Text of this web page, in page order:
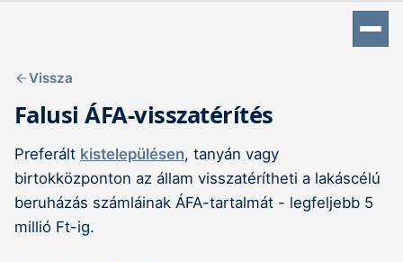
Vissza
Falusi ÁFA-visszatérítés
Preferált kistelepülésen, tanyán vagy
birtokközponton az állam visszatérítheti a lakáscélú
beruházás számláinak ÁFA-tartalmát - legfeljebb 5
millió Ft-ig.